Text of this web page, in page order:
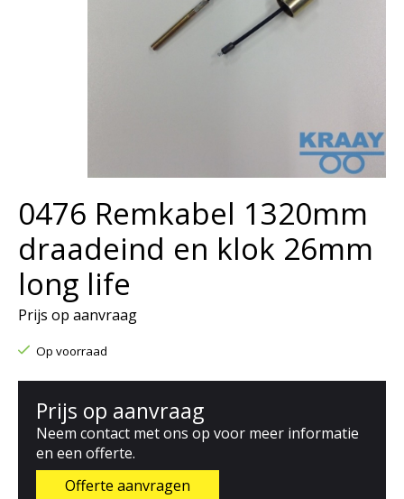
0476 Remkabel 1320mm
draadeind en klok 26mm
long life
Prijs op aanvraag
Op voorraad
Prijs op aanvraag
Neem contact met ons op voor meer informatie
en een offerte.
Offerte aanvragen